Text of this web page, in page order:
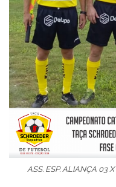
ASS. ESP. ALIANÇA 03